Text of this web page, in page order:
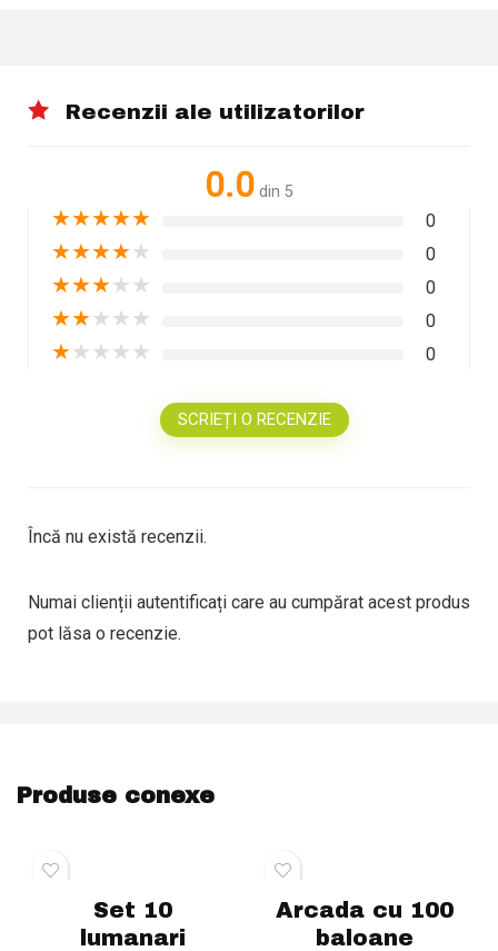
Recenzii ale utilizatorilor
0.0 din 5
★★★★★ 0
★★★★★ 0
★★★★★ 0
★★★★★ 0
★★★★★ 0
SCRIEȚI O RECENZIE
Încă nu există recenzii.
Numai clienții autentificați care au cumpărat acest produs
pot lăsa o recenzie.
Produse conexe
Set 10
lumanari
Arcada cu 100
baloane